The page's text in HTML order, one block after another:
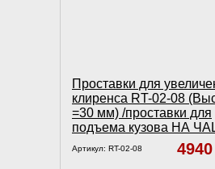
Проставки для
клиренса RT-02-08
=30 мм) /проставки для
подъема кузова НА
Артикул: RT-02-08